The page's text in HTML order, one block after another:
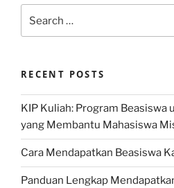
for:
RECENT POSTS
KIP Kuliah: Program Beasiswa
yang Membantu Mahasiswa
Cara Mendapatkan Beasiswa
Panduan Lengkap